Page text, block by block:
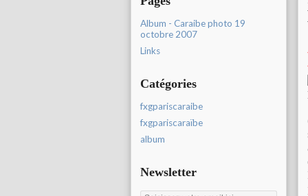
Album - Caraibe photo 19
octobre 2007
Links
Catégories
fxgpariscaraibe
fxgpariscaraïbe
album
Newsletter